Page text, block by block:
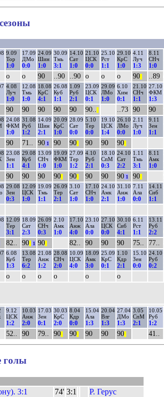
9.09
Тор
1:0
17.09
ДМо
0:0
24.09
Шин
1:0
30.09
Тмь
3:1
14.10
Сат
1:0
21.10
ЦСК
0:0
25.10
Рст
1:1
29.10
КрС
1:0
4.11
Луч
1:3
8.11
СНч
1:0
о о 90 ..90 ..90 о о о 90|| ..89
4.08
Луч
1:0
12.08
Тмь
1:0
18.08
КрС
4:1
26.08
Куб
1:1
1.09
Руб
2:1
23.09
ЦСК
0:1
29.09
ЛМо
1:0
6.10
Хим
0:1
21.10
СНч
1:1
27.10
ФКМ
1:3
90 90 90 90 90 90.. ..73 90 90
24.08
ФКМ
1:0
31.08
Руб
1:2
14.09
Шин
2:1
20.09
КрС
1:0
28.09
Сат
0:0
5.10
Тер
0:0
19.10
ЦСК
1:4
26.10
ЛМо
0:0
2.11
Луч
1:0
9.11
Зен
1:1
90 71.. 901 90 90|| 90 90 90||
23.08
Зен
1:1
29.08
Куб
4:1
13.09
СНч
1:0
19.09
ФКМ
1:0
27.09
Тер
1:2
4.10
Руб
2:1
18.10
СпМ
0:3
24.10
Сат
2:2
1.11
Тмь
3:1
8.11
Амк
1:0
90 90 90 90|| 90|| 90 90 901 90||
29.08
Зен
0:3
12.09
ЦСК
1:0
19.09
Тмь
1:1
26.09
Тер
2:1
3.10
Сат
1:0
17.10
СНч
1:0
24.10
Амк
2:1
31.10
Анж
1:0
7.11
Ала
0:0
14.11
Сиб
1:1
12.09
Тер
3:1
18.09
Сат
2:3
26.09
СНч
0:3
2.10
Амк
1:0
17.10
Анж
4:0
23.10
Ала
0:0
27.10
ЦСК
0:0
30.10
Сиб
4:1
6.11
Рст
1:1
13.11
Руб
2:2
82.. 90|| 1 90|| 82.. 90 90 90 75.. 77..
6.08
Куб
1:3
13.08
Тер
6:2
21.08
Анж
1:2
28.08
СНч
2:0
10.09
ЦСК
4:0
18.09
Амк
3:0
25.09
КрС
0:1
1.10
Кдр
2:1
15.10
Зен
0:0
24.10
Руб
0:2
о о о о о о
9.12
ЦСК
1:2
10.03
Анж
2:0
17.03
Зен
0:1
30.03
КрС
2:0
8.04
Кдр
0:0
15.04
Ала
1:3
20.04
Влг
1:3
27.04
ДМо
1:3
3.05
СпМ
2:1
10.05
Руб
1:2
52.. 90 79.. 90|| 90|| 90 90 90|| 41..
голы
3:1 74' 3:1 Р. Герус